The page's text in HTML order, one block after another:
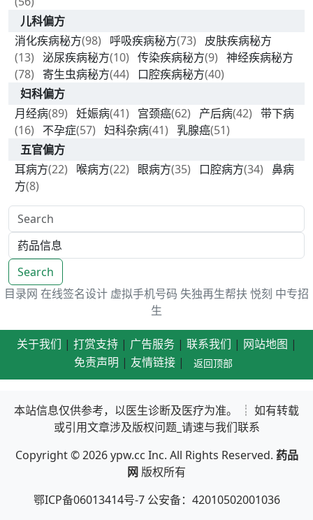
儿科偏方
消化疾病秘方(98) 呼吸疾病秘方(73)
皮肤疾病秘方
(13) 泌尿疾病秘方(10) 传染疾病秘方(9) 神经疾病秘方
(78)
寄生虫病秘方(44) 口腔疾病秘方(40)
妇科偏方
月经病(89) 妊娠病(41) 宫颈癌(62) 产后病(42) 带下病
(16)
不孕症(57) 妇科杂病(41) 乳腺癌(51)
五官偏方
耳病方(22) 喉病方(22) 眼病方(35) 口腔病方(34) 鼻病
方(8)
Search
目录网 在线签名设计 虚拟手机号码 失独再生帮扶 悦刻 中专招
生
关于我们 | 打赏支持| 广告服务| 联系我们 | 网站地图 |
免责声明 | 友情链接 | 返回顶部
本站信息仅供参考，以医生诊断及医疗为准。 ┊ 如有转载
或引用文章涉及版权问题_请速与我们联系
Copyright © 2026ypw.cc Inc. All Rights Reserved. 药品
网 版权所有
鄂ICP备06013414号-7 公安备：42010502001036